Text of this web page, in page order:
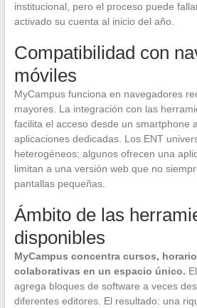
institucional, pero el proceso puede
activado su cuenta al inicio del año.
Compatibilidad con
móviles
MyCampus funciona en navegadores
mayores. La integración con las
facilita el acceso desde un smartphone
aplicaciones dedicadas. Los ENT
heterogéneos: algunos ofrecen una
limitan a una versión web que no
pantallas pequeñas.
Ámbito de las
disponibles
MyCampus concentra cursos,
colaborativas en un espacio único.
agrega bloques de software a veces
diferentes editores. El resultado: una